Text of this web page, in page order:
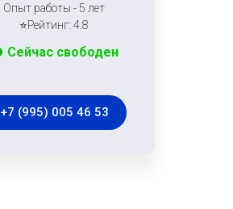
Опыт работы - 5 лет
⭐Рейтинг: 4.8
Сейчас свободен
+7 (995) 005 46 53